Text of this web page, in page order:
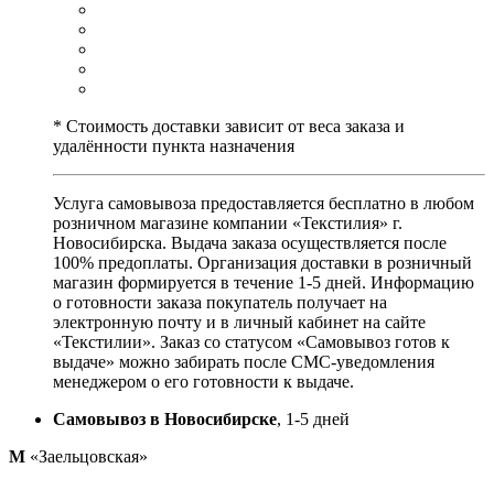
* Стоимость доставки зависит от веса заказа и
удалённости пункта назначения
Услуга самовывоза предоставляется бесплатно в любом
розничном магазине компании «Текстилия» г.
Новосибирска. Выдача заказа осуществляется после
100% предоплаты. Организация доставки в розничный
магазин формируется в течение 1-5 дней. Информацию
о готовности заказа покупатель получает на
электронную почту и в личный кабинет на сайте
«Текстилии». Заказ со статусом «Самовывоз готов к
выдаче» можно забирать после СМС-уведомления
менеджером о его готовности к выдаче.
Самовывоз в Новосибирске, 1-5 дней
М «Заельцовская»